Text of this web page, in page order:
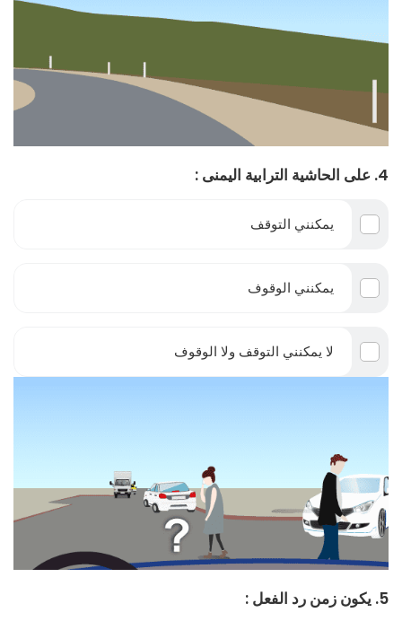
4. على الحاشية الترابية اليمنى :
يمكنني التوقف
يمكنني الوقوف
لا يمكنني التوقف ولا الوقوف
5. يكون زمن رد الفعل :